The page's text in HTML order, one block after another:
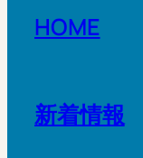
HOME
新着情報